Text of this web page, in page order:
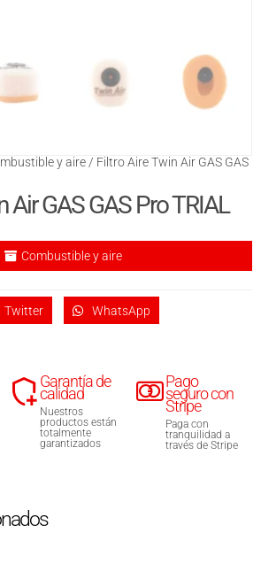
y aire / Filtro Aire Twin Air GAS GAS
Air GAS GAS Pro TRIAL
Combustible y aire
Twitter WhatsApp
Garantía de
calidad
Nuestros
productos están
totalmente
garantizados
Pago
seguro con
Stripe
Paga con
tranquilidad a
través de Stripe